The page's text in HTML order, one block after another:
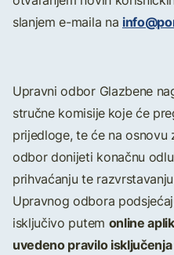
slanjem e-maila na
Upravni odbor Glazbene
stručne komisije koje će
prijedloge, te će na osnovu
odbor donijeti konačnu
prihvaćanju te
Upravnog odbora
isključivo putem online
uvedeno pravilo